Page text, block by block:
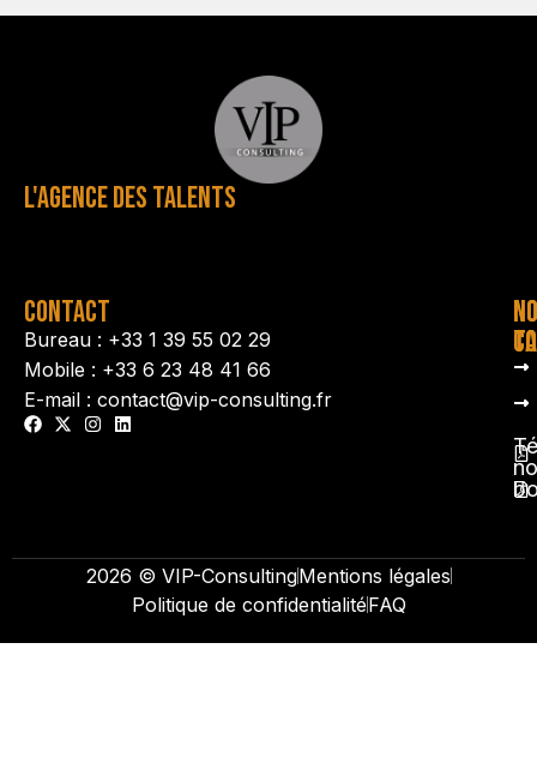
L'AGENCE DES TALENTS
CONTACT
Bureau : +33 1 39 55 02 29
Mobile : +33 6 23 48 41 66
E-mail : contact@vip-consulting.fr
2026 © VIP-ConsultingMentions légales
Politique de confidentialitéFAQ